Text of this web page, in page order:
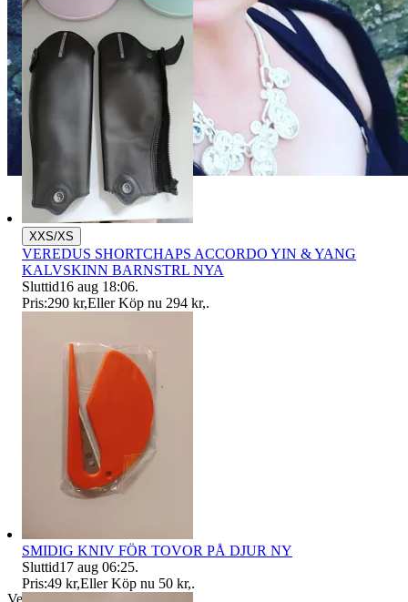
XXS/XS
VEREDUS SHORTCHAPS ACCORDO YIN & YANG
KALVSKINN BARNSTRL NYA
Sluttid16 aug 18:06.
Pris:290 kr,Eller Köp nu 294 kr,.
SMIDIG KNIV FÖR TOVOR PÅ DJUR NY
Sluttid17 aug 06:25.
Pris:49 kr,Eller Köp nu 50 kr,.